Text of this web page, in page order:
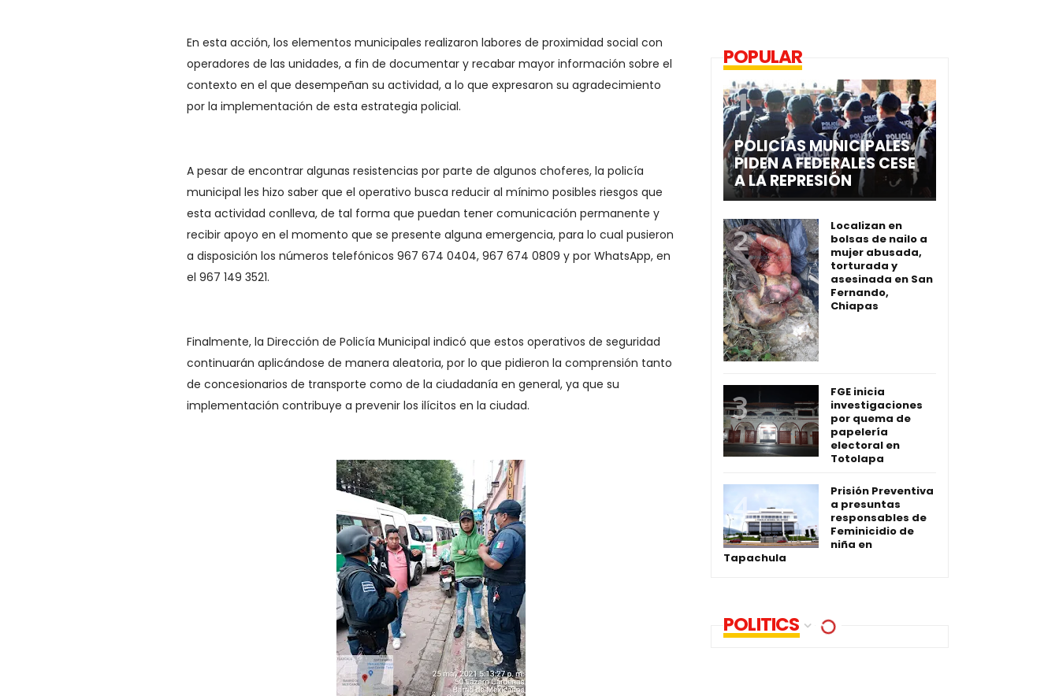
En esta acción, los elementos municipales realizaron labores de proximidad social con
operadores de las unidades, a fin de documentar y recabar mayor información sobre el
contexto en el que desempeñan su actividad, a lo que expresaron su agradecimiento
por la implementación de esta estrategia policial.
A pesar de encontrar algunas resistencias por parte de algunos choferes, la policía
municipal les hizo saber que el operativo busca reducir al mínimo posibles riesgos que
esta actividad conlleva, de tal forma que puedan tener comunicación permanente y
recibir apoyo en el momento que se presente alguna emergencia, para lo cual pusieron
a disposición los números telefónicos 967 674 0404, 967 674 0809 y por WhatsApp, en
el 967 149 3521.
Finalmente, la Dirección de Policía Municipal indicó que estos operativos de seguridad
continuarán aplicándose de manera aleatoria, por lo que pidieron la comprensión tanto
de concesionarios de transporte como de la ciudadanía en general, ya que su
implementación contribuye a prevenir los ilícitos en la ciudad.
POPULAR
POLICÍAS MUNICIPALES
PIDEN A FEDERALES CESE
A LA REPRESIÓN
Localizan en
bolsas de nailo a
mujer abusada,
torturada y
asesinada en San
Fernando,
Chiapas
FGE inicia
investigaciones
por quema de
papelería
electoral en
Totolapa
Prisión Preventiva
a presuntas
responsables de
Feminicidio de
niña en
Tapachula
POLITICS